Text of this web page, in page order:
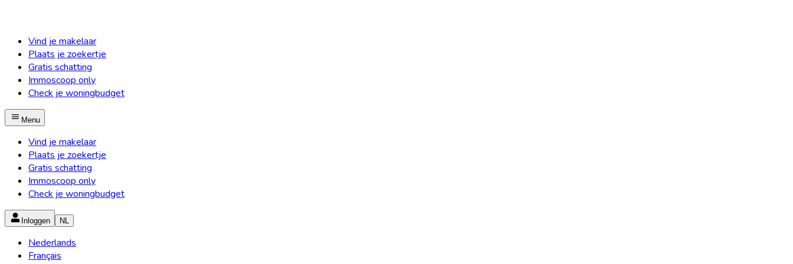
Vind je makelaar
Plaats je zoekertje
Gratis schatting
Immoscoop only
Check je woningbudget
Menu
Vind je makelaar
Plaats je zoekertje
Gratis schatting
Immoscoop only
Check je woningbudget
Inloggen NL
Nederlands
Français